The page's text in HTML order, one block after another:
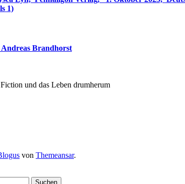
1)
Brandhorst
und das Leben drumherum
von Themeansar.